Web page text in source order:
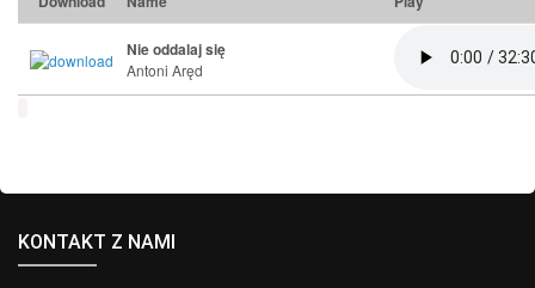
Nie oddalaj się
Antoni Aręd
KONTAKT Z NAMI